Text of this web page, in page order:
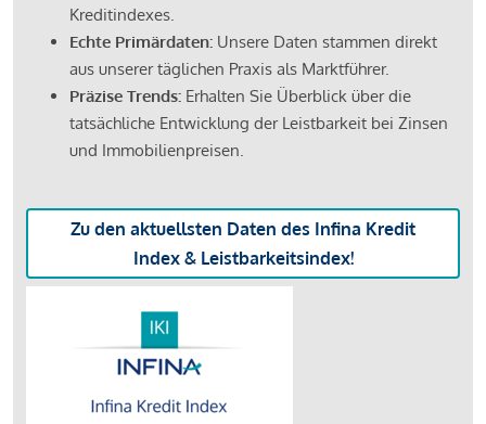
Kreditindexes.
Echte Primärdaten: Unsere Daten stammen direkt
aus unserer täglichen Praxis als Marktführer.
Präzise Trends: Erhalten Sie Überblick über die
tatsächliche Entwicklung der Leistbarkeit bei Zinsen
und Immobilienpreisen.
Zu den aktuellsten Daten des Infina Kredit
Index & Leistbarkeitsindex!